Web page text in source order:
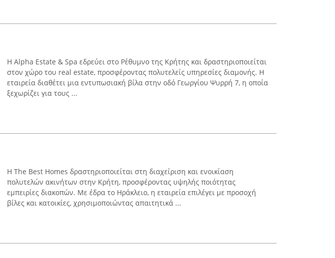
Η Alpha Estate & Spa εδρεύει στο Ρέθυμνο της Κρήτης και δραστηριοποιείται
στον χώρο του real estate, προσφέροντας πολυτελείς υπηρεσίες διαμονής. Η
εταιρεία διαθέτει μια εντυπωσιακή βίλα στην οδό Γεωργίου Ψυρρή 7, η οποία
ξεχωρίζει για τους ...
Η The Best Homes δραστηριοποιείται στη διαχείριση και ενοικίαση
πολυτελών ακινήτων στην Κρήτη, προσφέροντας υψηλής ποιότητας
εμπειρίες διακοπών. Με έδρα το Ηράκλειο, η εταιρεία επιλέγει με προσοχή
βίλες και κατοικίες, χρησιμοποιώντας απαιτητικά ...